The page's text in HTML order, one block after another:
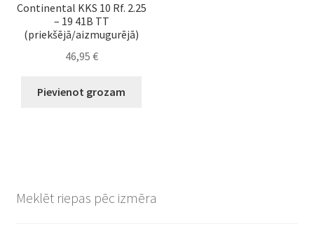
Continental KKS 10 Rf. 2.25
– 19 41B TT
(priekšējā/aizmugurējā)
46,95 €
Pievienot grozam
Meklēt riepas pēc izmēra